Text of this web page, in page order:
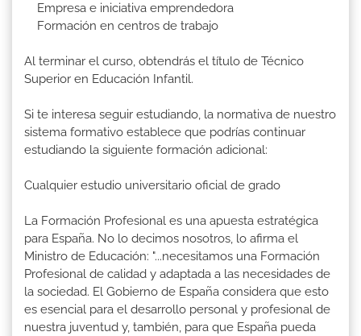
Empresa e iniciativa emprendedora
Formación en centros de trabajo
Al terminar el curso, obtendrás el título de Técnico
Superior en Educación Infantil.
Si te interesa seguir estudiando, la normativa de nuestro
sistema formativo establece que podrías continuar
estudiando la siguiente formación adicional:
Cualquier estudio universitario oficial de grado
La Formación Profesional es una apuesta estratégica
para España. No lo decimos nosotros, lo afirma el
Ministro de Educación: "...necesitamos una Formación
Profesional de calidad y adaptada a las necesidades de
la sociedad. El Gobierno de España considera que esto
es esencial para el desarrollo personal y profesional de
nuestra juventud y, también, para que España pueda